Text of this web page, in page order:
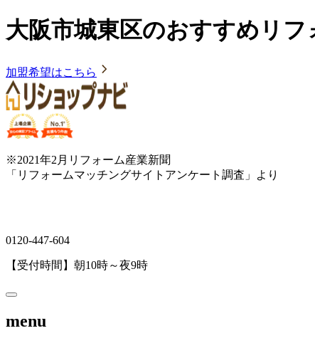
大阪市城東区のおすすめリフ
加盟希望はこちら
※2021年2月リフォーム産業新聞
「リフォームマッチングサイトアンケート調査」より
0120-447-604
【受付時間】朝10時～夜9時
menu